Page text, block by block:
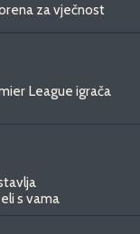
za vječnost
League igrača
s vama